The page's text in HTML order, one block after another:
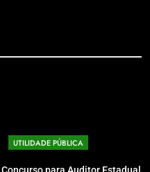
UTILIDADE PÚBLICA
Concurso para Auditor Estadual